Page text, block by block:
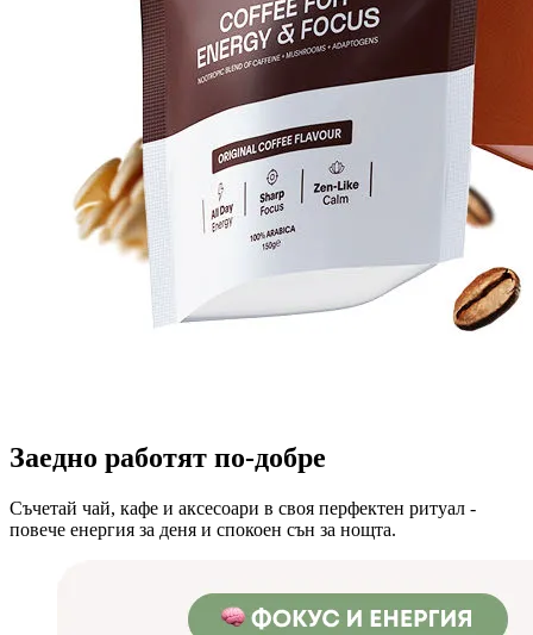
Заедно работят по-добре
Съчетай чай, кафе и аксесоари в своя перфектен ритуал -
повече енергия за деня и спокоен сън за нощта.